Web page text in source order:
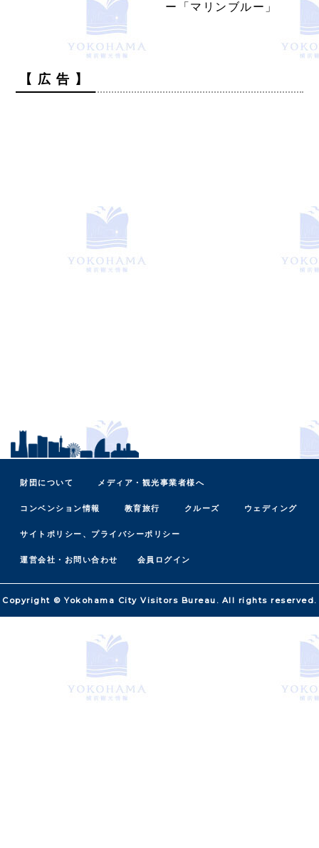
ー「マリンブルー」
【 広 告 】
財団について メディア・観光事業者様へ
コンベンション情報 教育旅行 クルーズ ウェディング
サイトポリシー、プライバシーポリシー
運営会社・お問い合わせ 会員ログイン
Copyright © Yokohama City Visitors Bureau. All rights reserved.